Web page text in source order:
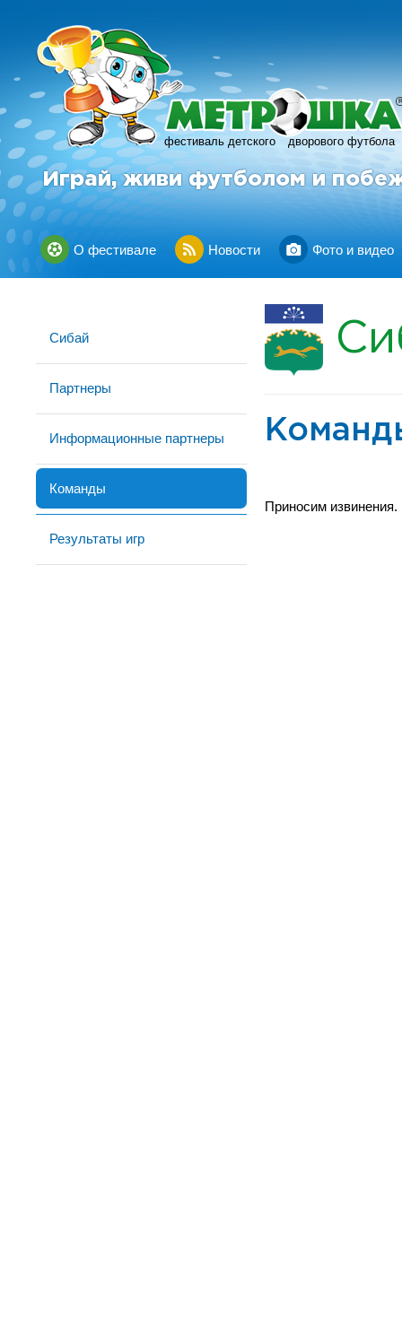
фестиваль детского дворового футбола
R
Играй, живи футболом и
О фестивале Новости Фото и видео
Сибай
Партнеры
Информационные партнеры
Команды
Результаты игр
Приносим